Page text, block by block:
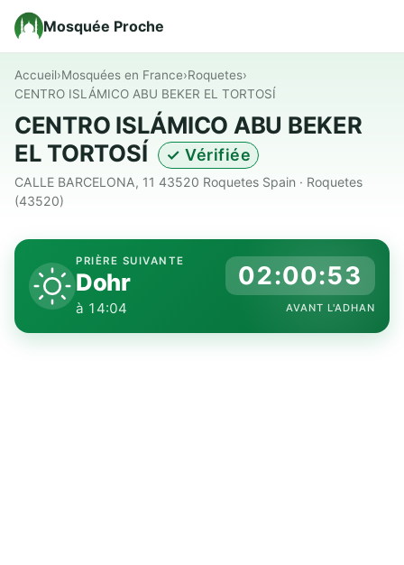
Mosquée Proche
Accueil›Mosquées en France›Roquetes›
CENTRO ISLÁMICO ABU BEKER EL TORTOSÍ
CENTRO ISLÁMICO ABU BEKER
EL TORTOSÍ
✓ Vérifiée
CALLE BARCELONA, 11 43520 Roquetes Spain · Roquetes
(43520)
PRIÈRE SUIVANTE
Dohr
à 14:04
02:00:52
AVANT L'ADHAN